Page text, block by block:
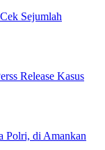
Sejumlah
Release Kasus
Polri, di Amankan